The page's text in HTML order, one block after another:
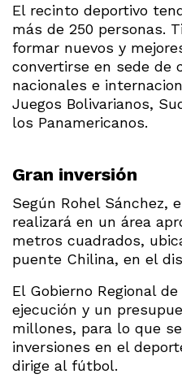
El recinto deportivo
más de 250 personas.
formar nuevos y
convertirse en sede de
nacionales e
Juegos Bolivarianos,
los Panamericanos.
Gran inversión
Según Rohel Sánchez,
realizará en un área
metros cuadrados,
puente Chilina, en el
El Gobierno Regional
ejecución y un
millones, para lo que
inversiones en el
dirige al fútbol.